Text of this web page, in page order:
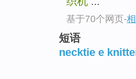
基于70个网页-
短语
necktie e